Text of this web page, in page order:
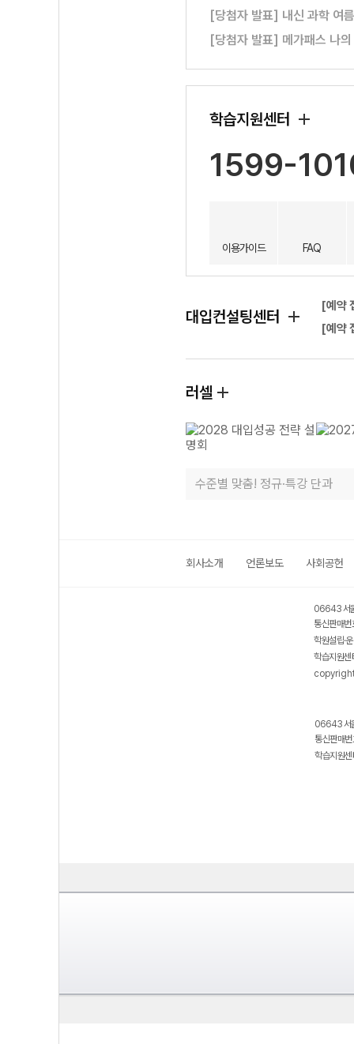
[당첨자 발표] 내신 과학 여
[당첨자 발표] 메가패스 나
학습지원센터
1599-
이용가이드 FAQ
대입컨설팅센터
[예약
[예약
러셀
수준별 맞춤! 정규·특강 단과
회사소개 언론보도 사회공헌
06643 서
통신판매
학원설립·
학습지원
06643 서
통신판매
학습지원